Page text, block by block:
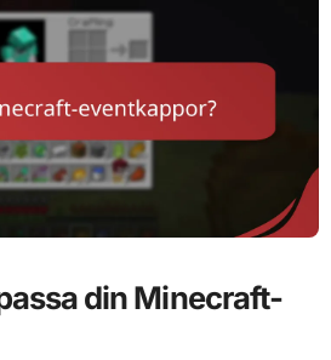
din Minecraft-